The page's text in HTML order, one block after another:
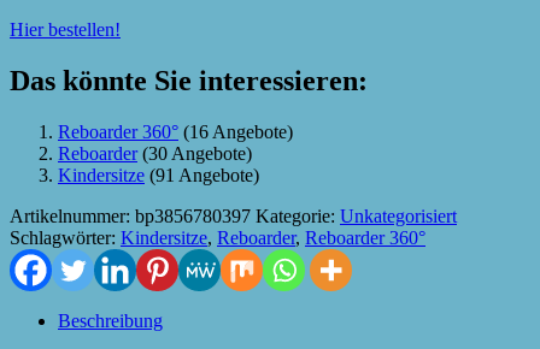
Hier bestellen!
Das könnte Sie interessieren:
Reboarder 360° (16 Angebote)
Reboarder(30 Angebote)
Kindersitze (91 Angebote)
Artikelnummer: bp3856780397 Kategorie: Unkategorisiert
Schlagwörter: Kindersitze, Reboarder, Reboarder 360°
Beschreibung